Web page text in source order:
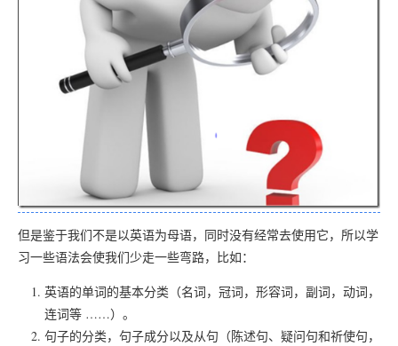
但是鉴于我们不是以英语为母语，同时没有经常去使用它，所以学
习一些语法会使我们少走一些弯路，比如：
英语的单词的基本分类（名词，冠词，形容词，副词，动词，
连词等 ……）。
句子的分类，句子成分以及从句（陈述句、疑问句和祈使句，